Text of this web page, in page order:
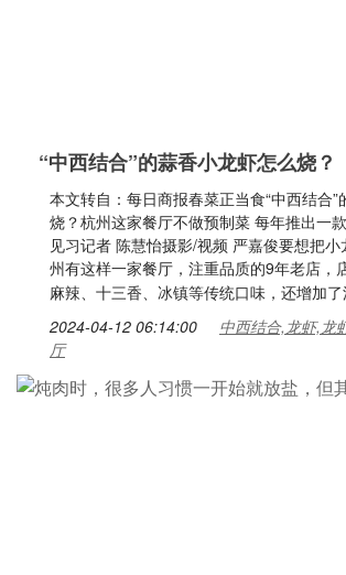
“中西结合”的蒜香小龙虾怎么烧？
本文转自：每日商报春菜正当食“中西结合”
烧？杭州这家餐厅不做预制菜 每年推出一
见习记者 陈慧怡摄影/视频 严嘉俊要想把
州有这样一家餐厅，注重品质的9年老店，
麻辣、十三香、冰镇等传统口味，还增加了
2024-04-12 06:14:00
中西结合,龙虾,龙
厅